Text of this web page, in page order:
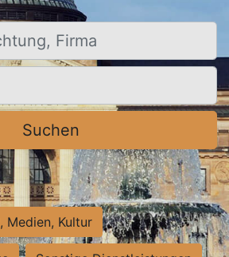
Suchen
Medien, Kultur